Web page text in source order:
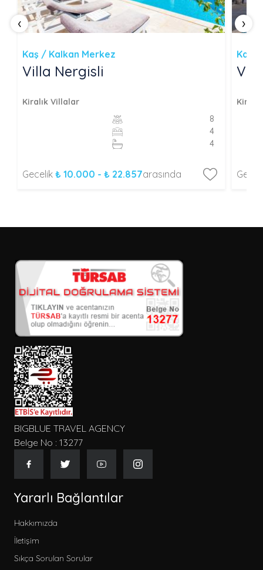
Kaş / Kalkan Merkez
Villa Nergisli
Kiralık Villalar
8
4
4
Gecelik ₺ 10.000 - ₺ 22.857arasında
Kaş /
‹ ›
BIGBLUE TRAVEL AGENCY
Belge No : 13277
Yararlı Bağlantılar
Hakkımızda
İletişim
Sıkça Sorulan Sorular